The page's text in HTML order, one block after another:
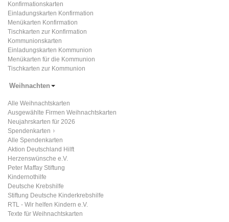
Konfirmationskarten
Einladungskarten Konfirmation
Menükarten Konfirmation
Tischkarten zur Konfirmation
Kommunionskarten
Einladungskarten Kommunion
Menükarten für die Kommunion
Tischkarten zur Kommunion
Weihnachten
Alle Weihnachtskarten
Ausgewählte Firmen Weihnachtskarten
Neujahrskarten für 2026
Spendenkarten
Alle Spendenkarten
Aktion Deutschland Hilft
Herzenswünsche e.V.
Peter Maffay Stiftung
Kindernothilfe
Deutsche Krebshilfe
Stiftung Deutsche Kinderkrebshilfe
RTL - Wir helfen Kindern e.V.
Texte für Weihnachtskarten